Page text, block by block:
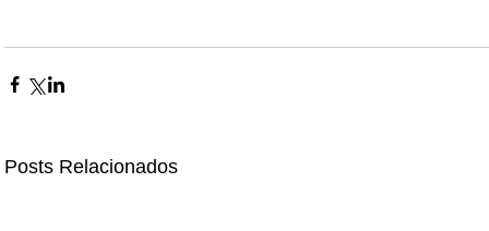
Posts Relacionados